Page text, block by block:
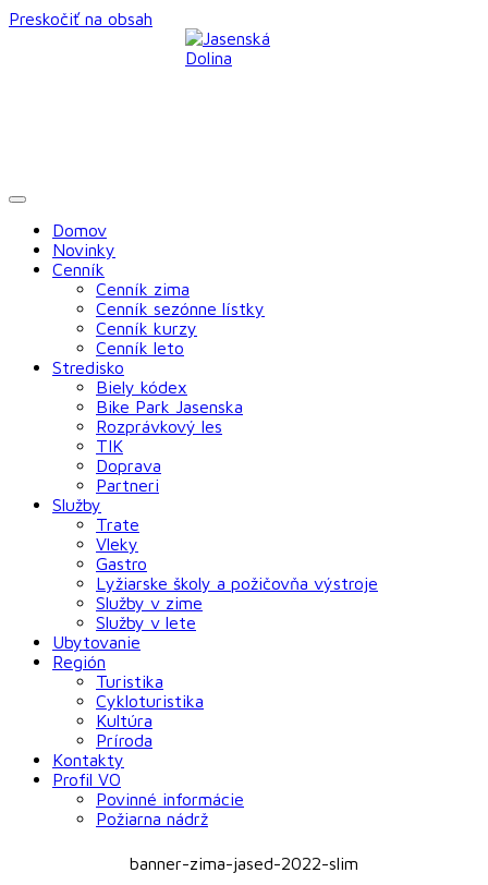
Preskočiť na obsah
Domov
Novinky
Cenník
Cenník zima
Cenník sezónne lístky
Cenník kurzy
Cenník leto
Stredisko
Biely kódex
Bike Park Jasenska
Rozprávkový les
TIK
Doprava
Partneri
Služby
Trate
Vleky
Gastro
Lyžiarske školy a požičovňa výstroje
Služby v zime
Služby v lete
Ubytovanie
Región
Turistika
Cykloturistika
Kultúra
Príroda
Kontakty
Profil VO
Povinné informácie
Požiarna nádrž
banner-zima-jased-2022-slim